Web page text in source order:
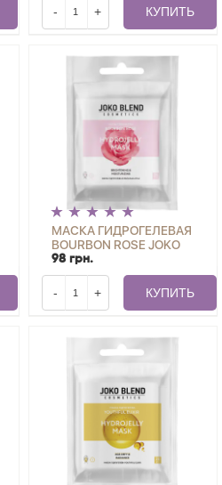
- + КУПИТЬ
МАСКА ГИДРОГЕЛЕВАЯ
BOURBON ROSE JOKO
BLEND 20 Г
98 грн.
- + КУПИТЬ